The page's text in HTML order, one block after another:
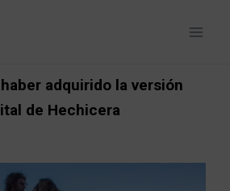
adquirido la versión
de Hechicera